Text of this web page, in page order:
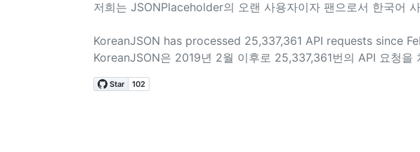
저희는 JSONPlaceholder의 오랜 사용자이자 팬으로서 한국어
KoreanJSON has processed 25,337,361 API requests since
KoreanJSON은 2019년 2월 이후로 25,337,361번의 API 요청을